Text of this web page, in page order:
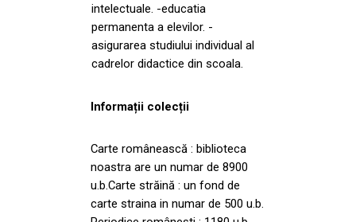
intelectuale. -educatia
permanenta a elevilor. -
asigurarea studiului individual al
cadrelor didactice din scoala.
Informații colecții
Carte românească : biblioteca
noastra are un numar de 8900
u.b.Carte străină : un fond de
carte straina in numar de 500 u.b.